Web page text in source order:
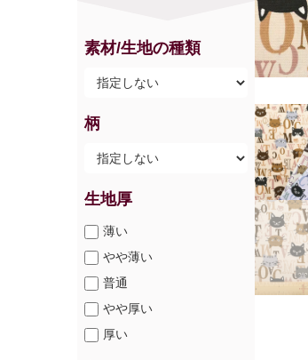
素材/生地の種類
柄
生地厚
薄い
やや薄い
普通
やや厚い
厚い